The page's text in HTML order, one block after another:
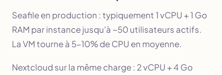
Seafile en production : typiquement 1 vCPU + 1 Go
RAM par instance jusqu'à ~50 utilisateurs actifs.
La VM tourne à 5-10% de CPU en moyenne.
Nextcloud sur la même charge : 2 vCPU + 4 Go